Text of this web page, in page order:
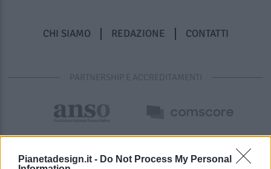
Pianetadesign.it - Do Not Process My Personal
CHI SIAMO REDAZIONE CONTATTI
PARTNERSHIP E ACCREDITAMENTI